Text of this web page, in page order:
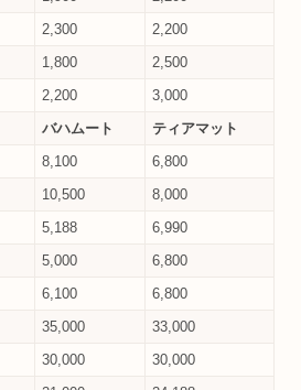
2,300
2,200
1,800
2,500
2,200
3,000
バハムート
ティアマット
8,100
6,800
10,500
8,000
5,188
6,990
5,000
6,800
6,100
6,800
35,000
33,000
30,000
30,000